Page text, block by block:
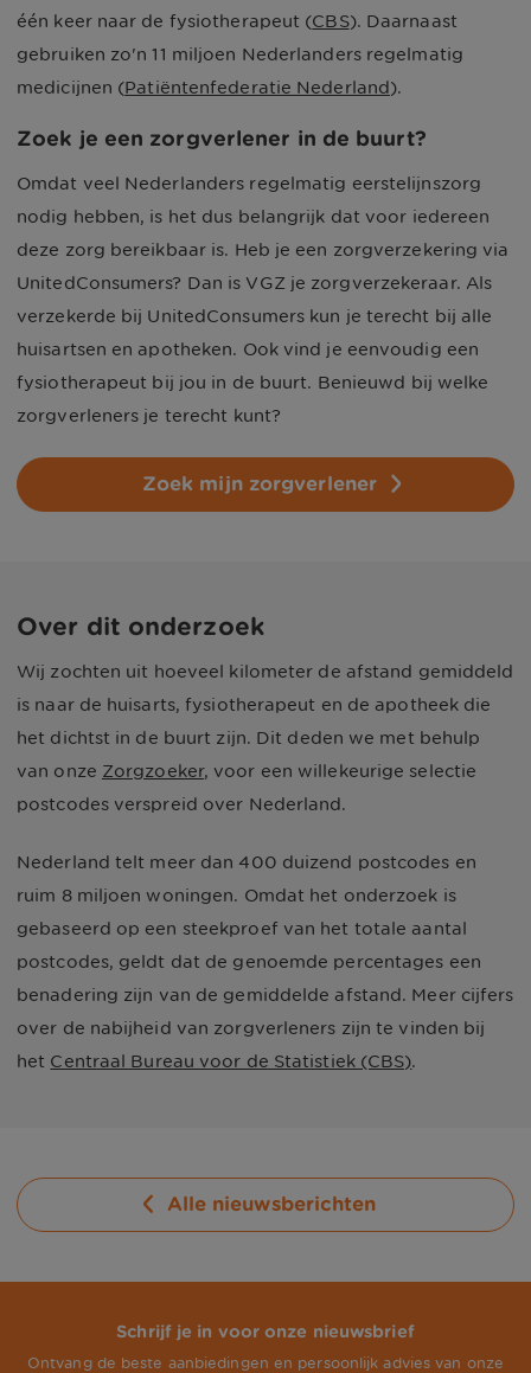
één keer naar de fysiotherapeut (CBS). Daarnaast
gebruiken zo'n 11 miljoen Nederlanders regelmatig
medicijnen (Patiëntenfederatie Nederland).
Zoek je een zorgverlener in de buurt?
Omdat veel Nederlanders regelmatig eerstelijnszorg
nodig hebben, is het dus belangrijk dat voor iedereen
deze zorg bereikbaar is. Heb je een zorgverzekering via
UnitedConsumers? Dan is VGZ je zorgverzekeraar. Als
verzekerde bij UnitedConsumers kun je terecht bij alle
huisartsen en apotheken. Ook vind je eenvoudig een
fysiotherapeut bij jou in de buurt. Benieuwd bij welke
zorgverleners je terecht kunt?
Zoek mijn zorgverlener
Over dit onderzoek
Wij zochten uit hoeveel kilometer de afstand gemiddeld
is naar de huisarts, fysiotherapeut en de apotheek die
het dichtst in de buurt zijn. Dit deden we met behulp
van onze Zorgzoeker, voor een willekeurige selectie
postcodes verspreid over Nederland.
Nederland telt meer dan 400 duizend postcodes en
ruim 8 miljoen woningen. Omdat het onderzoek is
gebaseerd op een steekproef van het totale aantal
postcodes, geldt dat de genoemde percentages een
benadering zijn van de gemiddelde afstand. Meer cijfers
over de nabijheid van zorgverleners zijn te vinden bij
het Centraal Bureau voor de Statistiek (CBS).
Alle nieuwsberichten
Schrijf je in voor onze nieuwsbrief
Ontvang de beste aanbiedingen en persoonlijk advies van onze